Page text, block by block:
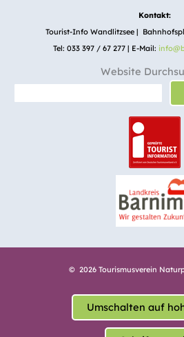
Kontakt:
Tourist-Info Wandlitzsee |
Tel: 033 397 / 67 277 | E-Mail:
Website
© 2026 Tourismusverein
Umschalten auf